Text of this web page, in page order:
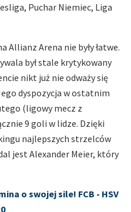
Puchar Niemiec, Liga
Allianz Arena nie były łatwe.
był stale krytykowany
nikt już nie odważy się
dyspozycja w ostatnim
(ligowy mecz z
9 goli w lidze. Dzięki
najlepszych strzelców
jest Alexander Meier, który
o swojej sile! FCB - HSV